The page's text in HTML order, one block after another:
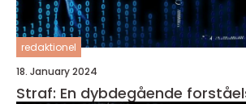
redaktionel
18. January 2024
Straf: En dybdegående